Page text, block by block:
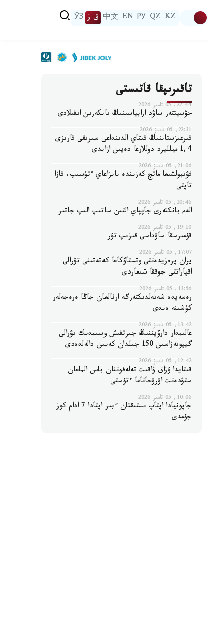
KZ
QZ
РУ
EN
中文 ق ز ЎЗ
تاقىرىپقا قاتىستى
22:44, 05 تامىز 2026
حۋسيتتەر ساۋد ارابياسىنىڭ تانكەرىن اتقىلادى
22:31, 05 تامىز 2026
قىرعىزستاننىڭ قىتاي الدىنداعى سىرتقى قارىزى
1,4 ميلليرد دوللارعا دەيىن ازايدى
21:06, 05 تامىز 2026
فۋتبولشىعا ماتچ كەزىندە نايزاعاي ءتۇسىپ، قازا
تاپتى
20:46, 05 تامىز 2026
الەم بانكتەرى جاپپاي التىن ساتىپ الىپ جاتىر
19:10, 05 تامىز 2026
قۇمىرسقا ساۋداسى قىزىپ تۇر
17:07, 05 تامىز 2026
يران پرەزيدەنتى وتستاۆكاعا كەتەتىنى تۋرالى
اقپاراتتى جوققا شىعاردى
13:56, 05 تامىز 2026
رەسەيدە شەتەلدىكتەرگە ارنالعان جاڭا ەرەجەلەر
كۇشىنە ەندى
13:42, 05 تامىز 2026
عالىمدار دارۆيننىڭ جىرتقىش وسىمدىك تۋرالى
گيپوتەزاسىن 150 جىلدان كەيىن دالەلدەدى
12:42, 05 تامىز 2026
قىتايدا ۇزاق ۋاقىت تەلەفوننان باس الماعان
ستۋدەنت اۋرۋحاناعا ءتۇستى
10:06, 05 تامىز 2026
جاپونيادا اپتاپ ىستىقتان ءبىر اپتادا 7 ادام كوز
جۇمدى